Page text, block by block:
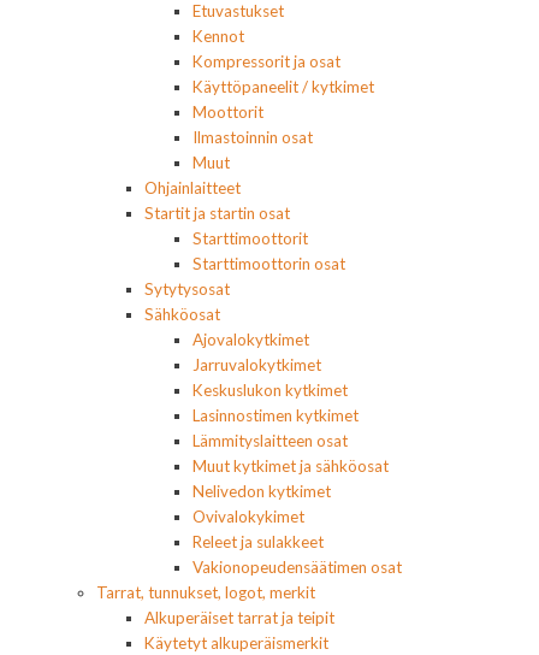
Etuvastukset
Kennot
Kompressorit ja osat
Käyttöpaneelit / kytkimet
Moottorit
Ilmastoinnin osat
Muut
Ohjainlaitteet
Startit ja startin osat
Starttimoottorit
Starttimoottorin osat
Sytytysosat
Sähköosat
Ajovalokytkimet
Jarruvalokytkimet
Keskuslukon kytkimet
Lasinnostimen kytkimet
Lämmityslaitteen osat
Muut kytkimet ja sähköosat
Nelivedon kytkimet
Ovivalokykimet
Releet ja sulakkeet
Vakionopeudensäätimen osat
Tarrat, tunnukset, logot, merkit
Alkuperäiset tarrat ja teipit
Käytetyt alkuperäismerkit